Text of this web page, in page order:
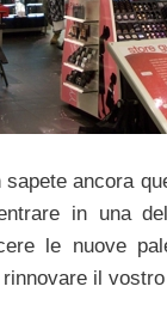
sapete ancora
in una
le nuove
il